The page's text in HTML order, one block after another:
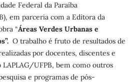
Federal da Paraíba
em parceria com a Editora da
“Áreas Verdes Urbanas e
O trabalho é fruto de resultados de
por docentes, discentes e
UFPB, bem como outros
e programas de pós-